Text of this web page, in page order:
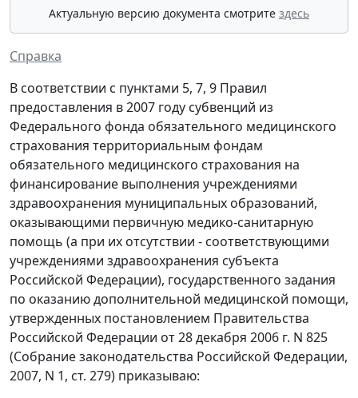
Актуальную версию документа смотрите здесь
Справка
В соответствии с пунктами 5, 7, 9 Правил
предоставления в 2007 году субвенций из
Федерального фонда обязательного медицинского
страхования территориальным фондам
обязательного медицинского страхования на
финансирование выполнения учреждениями
здравоохранения муниципальных образований,
оказывающими первичную медико-санитарную
помощь (а при их отсутствии - соответствующими
учреждениями здравоохранения субъекта
Российской Федерации), государственного задания
по оказанию дополнительной медицинской помощи,
утвержденных постановлением Правительства
Российской Федерации от 28 декабря 2006 г. N 825
(Собрание законодательства Российской Федерации,
2007, N 1, ст. 279) приказываю: